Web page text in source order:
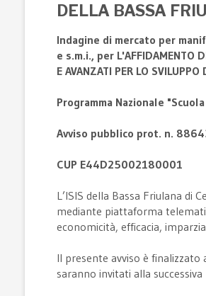
DELLA BASSA
Indagine di mercato per
e s.m.i., per L'AFFIDAMENTO
E AVANZATI PER LO
Programma Nazionale
Avviso pubblico prot. n.
CUP E44D25002180001
L’ISIS della Bassa Friulana
mediante piattaforma
economicità, efficacia,
Il presente avviso è finalizzato
saranno invitati alla